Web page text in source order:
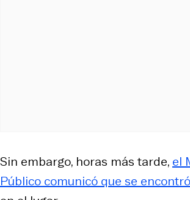
Sin embargo, horas más tarde, el
Público comunicó que se